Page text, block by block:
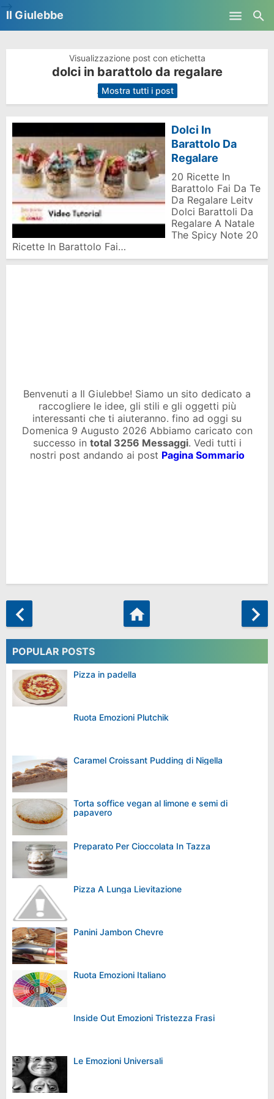
Il Giulebbe
Visualizzazione post con etichetta
dolci in barattolo da regalare
. Mostra tutti i post
Dolci In
Barattolo Da
Regalare
20 Ricette In
Barattolo Fai Da Te
Da Regalare Leitv
Dolci Barattoli Da
Regalare A Natale
The Spicy Note 20
Ricette In Barattolo Fai…
Benvenuti a Il Giulebbe! Siamo un sito dedicato a
raccogliere le idee, gli stili e gli oggetti più
interessanti che ti aiuteranno. fino ad oggi su
Domenica 9 Augusto 2026 Abbiamo caricato con
successo in total 3256 Messaggi. Vedi tutti i
nostri post andando ai post Pagina Sommario
POPULAR POSTS
Pizza in padella
Ruota Emozioni Plutchik
Caramel Croissant Pudding di Nigella
Torta soffice vegan al limone e semi di
papavero
Preparato Per Cioccolata In Tazza
Pizza A Lunga Lievitazione
Panini Jambon Chevre
Ruota Emozioni Italiano
Inside Out Emozioni Tristezza Frasi
Le Emozioni Universali